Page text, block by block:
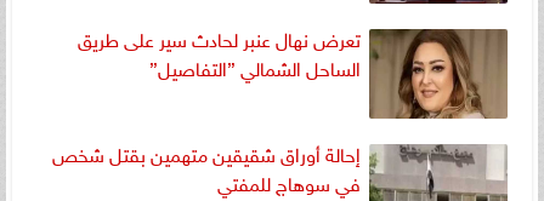
تعرض نهال عنبر لحادث سير على طريق
الساحل الشمالي ”التفاصيل”
إحالة أوراق شقيقين متهمين بقتل شخص
في سوهاج للمفتي